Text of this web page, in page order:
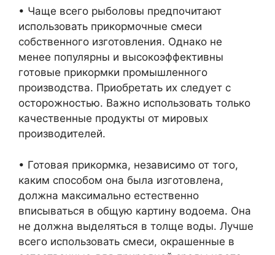
• Чаще всего рыболовы предпочитают
использовать прикормочные смеси
собственного изготовления. Однако не
менее популярны и высокоэффективны
готовые прикормки промышленного
производства. Приобретать их следует с
осторожностью. Важно использовать только
качественные продукты от мировых
производителей.
• Готовая прикормка, независимо от того,
каким способом она была изготовлена,
должна максимально естественно
вписываться в общую картину водоема. Она
не должна выделяться в толще воды. Лучше
всего использовать смеси, окрашенные в